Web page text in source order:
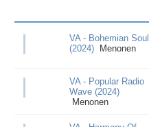
VA - Bohemian Soul
(2024)
Menonen
VA - Popular Radio
Wave (2024)
Menonen